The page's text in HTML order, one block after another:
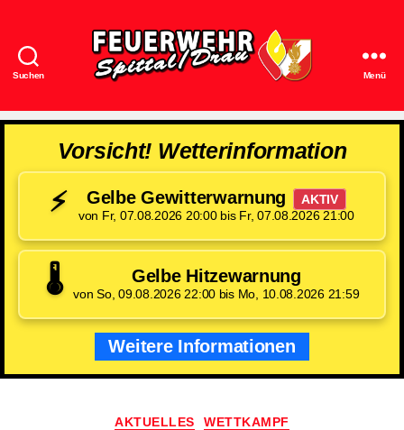
Suchen
Spittal/Drau
Menü
Vorsicht! Wetterinformation
⚡ Gelbe Gewitterwarnung
AKTIV
von Fr, 07.08.2026 20:00 bis Fr, 07.08.2026 21:00
🌡️ Gelbe Hitzewarnung
von So, 09.08.2026 22:00 bis Mo, 10.08.2026 21:59
Weitere Informationen
Kategorien
AKTUELLES WETTKAMPF